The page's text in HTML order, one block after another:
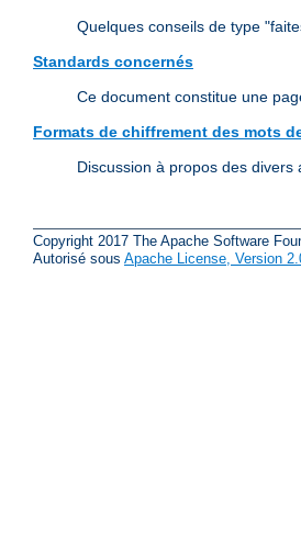
Quelques conseils de type
Standards concernés
Ce document constitue une
Formats de chiffrement des mots
Discussion à propos des
Copyright 2017 The Apache Software
Autorisé sous Apache License, Version